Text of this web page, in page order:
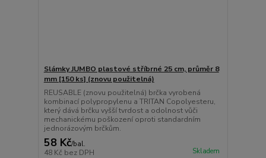
Slámky JUMBO plastové stříbrné 25 cm, průměr 8
mm [150 ks] (znovu použitelná)
REUSABLE (znovu použitelná) brčka vyrobená
kombinací polypropylenu a TRITAN Copolyesteru,
který dává brčku vyšší tvrdost a odolnost vůči
mechanickému poškození oproti standardním
jednorázovým brčkům.
58 Kč/bal.
48 Kč bez DPH Skladem